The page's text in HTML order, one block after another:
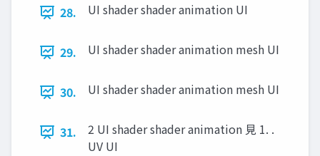
28.
UI shader shader animation UI
29. UI shader shader animation mesh UI
30. UI shader shader animation mesh UI
31.
2 UI shader shader animation ⾒ 1. .
UV UI